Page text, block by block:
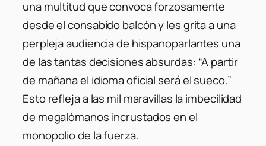
una multitud que convoca forzosamente
desde el consabido balcón y les grita a una
perpleja audiencia de hispanoparlantes una
de las tantas decisiones absurdas: “A partir
de mañana el idioma oficial será el sueco.”
Esto refleja a las mil maravillas la imbecilidad
de megalómanos incrustados en el
monopolio de la fuerza.